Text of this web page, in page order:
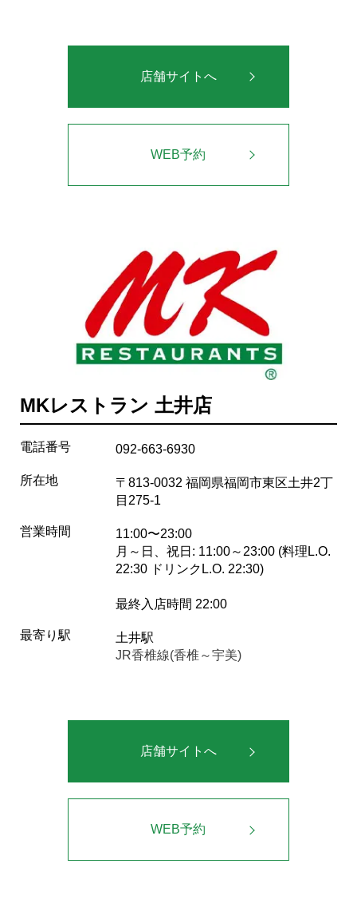
店舗サイトへ
WEB予約
MKレストラン 土井店
電話番号 092-663-6930
所在地
〒813-0032 福岡県福岡市東区土井2丁
目275-1
営業時間
11:00〜23:00
月～日、祝日: 11:00～23:00 (料理L.O.
22:30 ドリンクL.O. 22:30)
最終入店時間 22:00
最寄り駅
土井駅
JR香椎線(香椎～宇美)
店舗サイトへ
WEB予約